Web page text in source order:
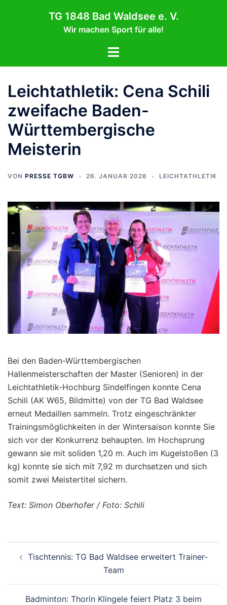
TG 1848 Bad Waldsee e. V.
Wir machen Sport für alle!
Menü
Leichtathletik: Cena Schili
zweifache Baden-
Württembergische
Meisterin
VON PRESSE TGBW 26. JANUAR 2026 LEICHTATHLETIK
Bei den Baden-Württembergischen
Hallenmeisterschaften der Master (Senioren) in der
Leichtathletik-Hochburg Sindelfingen konnte Cena
Schili (AK W65, Bildmitte) von der TG Bad Waldsee
erneut Medaillen sammeln. Trotz eingeschränkter
Trainingsmöglichkeiten in der Wintersaison konnte Sie
sich vor der Konkurrenz behaupten. Im Hochsprung
gewann sie mit soliden 1,20 m. Auch im Kugelstoßen (3
kg) konnte sie sich mit 7,92 m durchsetzen und sich
somit zwei Meistertitel sichern.
Text: Simon Oberhofer / Foto: Schili
Tischtennis: TG Bad Waldsee erweitert Trainer-
Team
Badminton: Thorin Klingele feiert Platz 3 beim